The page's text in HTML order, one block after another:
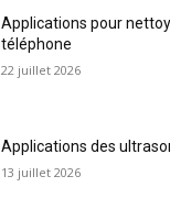
Applications pour
téléphone
22 juillet 2026
Applications des
13 juillet 2026